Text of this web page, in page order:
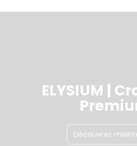
ELYSIUM |
Découvrez